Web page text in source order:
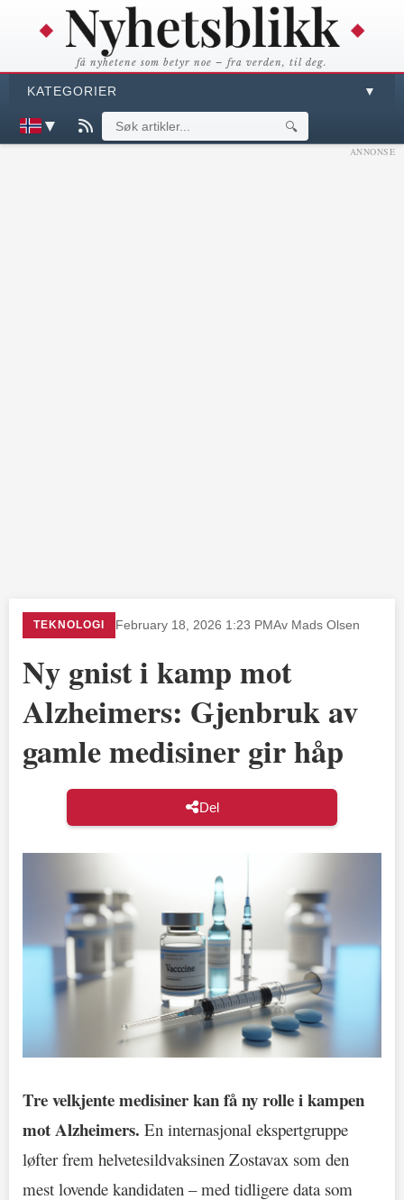
få nyhetene som betyr noe – fra verden, til deg.
KATEGORIER ▼
▼ 🔍
ANNONSE
TEKNOLOGI February 18, 2026 1:23 PMAv Mads Olsen
Ny gnist i kamp mot
Alzheimers: Gjenbruk av
gamle medisiner gir håp
Del
Tre velkjente medisiner kan få ny rolle i kampen
mot Alzheimers. En internasjonal ekspertgruppe
løfter frem helvetesildvaksinen Zostavax som den
mest lovende kandidaten – med tidligere data som